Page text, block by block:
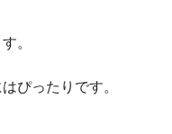
。
ぴったりです。